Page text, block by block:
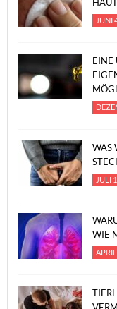
JUNI
EINE
WAS
JULI
WIE